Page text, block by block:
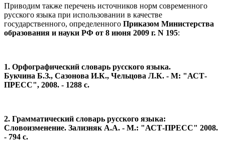
Приводим также перечень источников норм современного
русского языка при использовании в качестве
государственного, определенного Приказом Министерства
образования и науки РФ от 8 июня 2009 г. N 195:
1. Орфографический словарь русского языка.
Букчина Б.З., Сазонова И.К., Чельцова Л.К. - М: "АСТ-
ПРЕСС", 2008. - 1288 с.
2. Грамматический словарь русского языка:
Словоизменение. Зализняк А.А. - М.: "АСТ-ПРЕСС" 2008.
- 794 с.